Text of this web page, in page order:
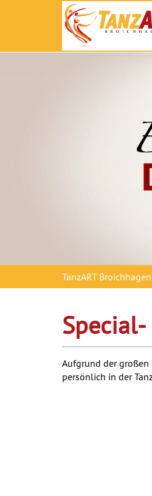
TanzART Broichhagen
Aufgrund der großen
persönlich in der